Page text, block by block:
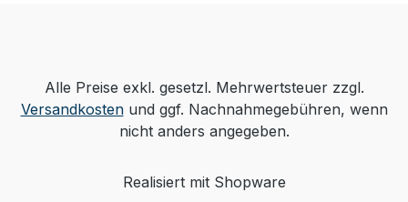
Alle Preise exkl. gesetzl. Mehrwertsteuer zzgl.
Versandkostenund ggf. Nachnahmegebühren, wenn
nicht anders angegeben.
Realisiert mit Shopware